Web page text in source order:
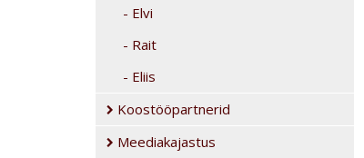
Elvi
Rait
Eliis
Koostööpartnerid
Meediakajastus